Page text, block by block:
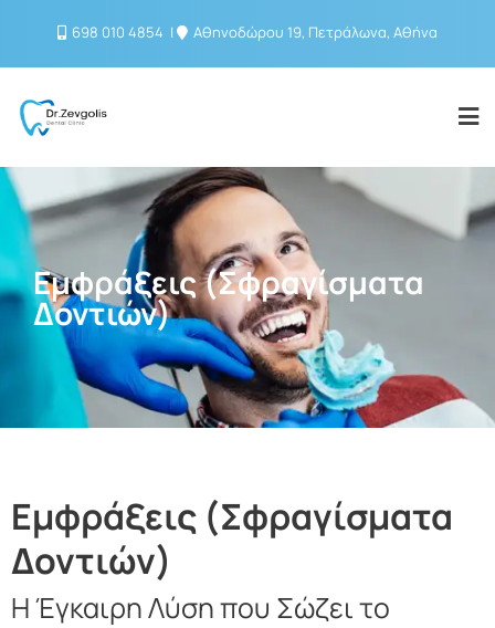
698 010 4854 Αθηνοδώρου 19, Πετράλωνα, Αθήνα
Εμφράξεις (Σφραγίσματα
Δοντιών)
Εμφράξεις (Σφραγίσματα
Δοντιών)
Η Έγκαιρη Λύση που Σώζει το